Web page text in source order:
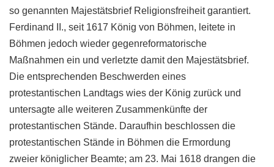
so genannten Majestätsbrief Religionsfreiheit garantiert.
Ferdinand II., seit 1617 König von Böhmen, leitete in
Böhmen jedoch wieder gegenreformatorische
Maßnahmen ein und verletzte damit den Majestätsbrief.
Die entsprechenden Beschwerden eines
protestantischen Landtags wies der König zurück und
untersagte alle weiteren Zusammenkünfte der
protestantischen Stände. Daraufhin beschlossen die
protestantischen Stände in Böhmen die Ermordung
zweier königlicher Beamte; am 23. Mai 1618 drangen die